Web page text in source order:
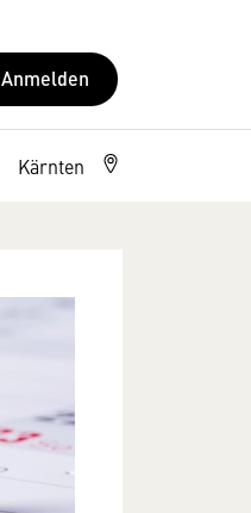
Anmelden
Kärnten